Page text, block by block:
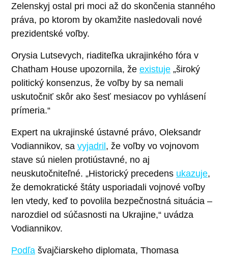
Zelenskyj ostal pri moci až do skončenia stanného
práva, po ktorom by okamžite nasledovali nové
prezidentské voľby.
Orysia Lutsevych, riaditeľka ukrajinkého fóra v
Chatham House upozornila, že existuje „široký
politický konsenzus, že voľby by sa nemali
uskutočniť skôr ako šesť mesiacov po vyhlásení
prímeria.“
Expert na ukrajinské ústavné právo, Oleksandr
Vodiannikov, sa vyjadril, že voľby vo vojnovom
stave sú nielen protiústavné, no aj
neuskutočniteľné. „Historický precedens ukazuje,
že demokratické štáty usporiadali vojnové voľby
len vtedy, keď to povolila bezpečnostná situácia –
narozdiel od súčasnosti na Ukrajine,“ uvádza
Vodiannikov.
Podľa švajčiarskeho diplomata, Thomasa